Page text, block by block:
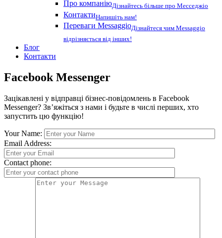
Про компаніюДізнайтесь більше про Месседжіо
КонтактиНапишіть нам!
Переваги MessaggioДізнайтеся чим Messaggio
відрізняється від інших!
Блог
Контакти
Facebook Messenger
Зацікавлені у відправці бізнес-повідомлень в Facebook
Messenger? Зв’яжіться з нами і будьте в числі перших, хто
запустить цю функцію!
Your Name:
Email Address:
Contact phone: